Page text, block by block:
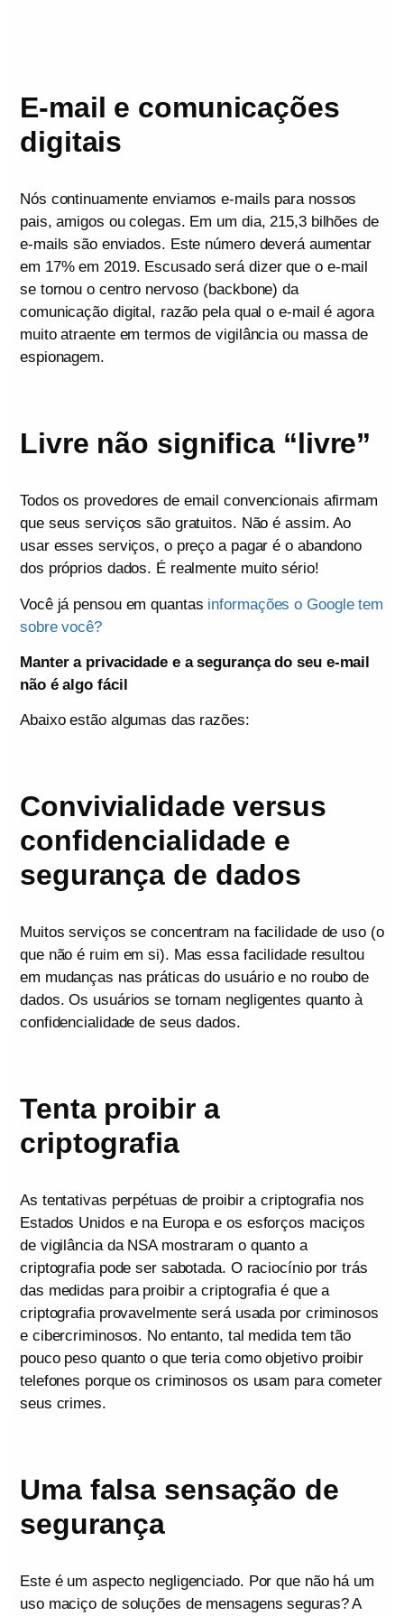
E-mail e comunicações
digitais
Nós continuamente enviamos e-mails para nossos
pais, amigos ou colegas. Em um dia, 215,3 bilhões de
e-mails são enviados. Este número deverá aumentar
em 17% em 2019. Escusado será dizer que o e-mail
se tornou o centro nervoso (backbone) da
comunicação digital, razão pela qual o e-mail é agora
muito atraente em termos de vigilância ou massa de
espionagem.
Livre não significa “livre”
Todos os provedores de email convencionais afirmam
que seus serviços são gratuitos. Não é assim. Ao
usar esses serviços, o preço a pagar é o abandono
dos próprios dados. É realmente muito sério!
Você já pensou em quantas informações o Google tem
sobre você?
Manter a privacidade e a segurança do seu e-mail
não é algo fácil
Abaixo estão algumas das razões:
Convivialidade versus
confidencialidade e
segurança de dados
Muitos serviços se concentram na facilidade de uso (o
que não é ruim em si). Mas essa facilidade resultou
em mudanças nas práticas do usuário e no roubo de
dados. Os usuários se tornam negligentes quanto à
confidencialidade de seus dados.
Tenta proibir a
criptografia
As tentativas perpétuas de proibir a criptografia nos
Estados Unidos e na Europa e os esforços maciços
de vigilância da NSA mostraram o quanto a
criptografia pode ser sabotada. O raciocínio por trás
das medidas para proibir a criptografia é que a
criptografia provavelmente será usada por criminosos
e cibercriminosos. No entanto, tal medida tem tão
pouco peso quanto o que teria como objetivo proibir
telefones porque os criminosos os usam para cometer
seus crimes.
Uma falsa sensação de
segurança
Este é um aspecto negligenciado. Por que não há um
uso maciço de soluções de mensagens seguras? A